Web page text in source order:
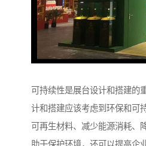
可持续性是展台设计和搭建的
计和搭建应该考虑到环保和可
可再生材料、减少能源消耗、